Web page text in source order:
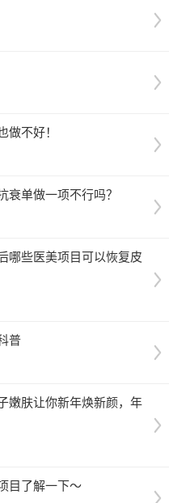
做不好！
衰单做一项不行吗？
哪些医美项目可以恢复皮
普
嫩肤让你新年焕新颜，年
目了解一下～